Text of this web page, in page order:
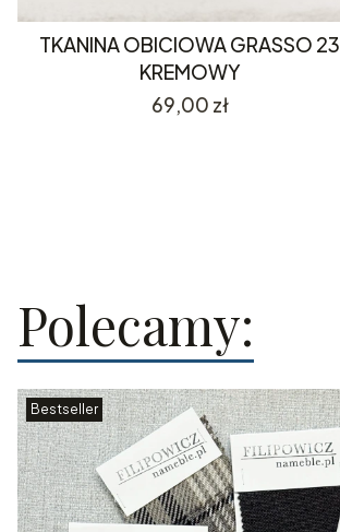
TKANINA OBICIOWA GRASSO 23
KREMOWY
Cena
69,00 zł
Polecamy:
Bestseller